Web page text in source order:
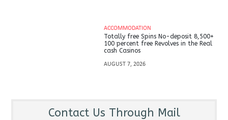
ACCOMMODATION
Totally free Spins No-deposit 8,500+
100 percent free Revolves in the Real
cash Casinos
AUGUST 7, 2026
Contact Us Through Mail